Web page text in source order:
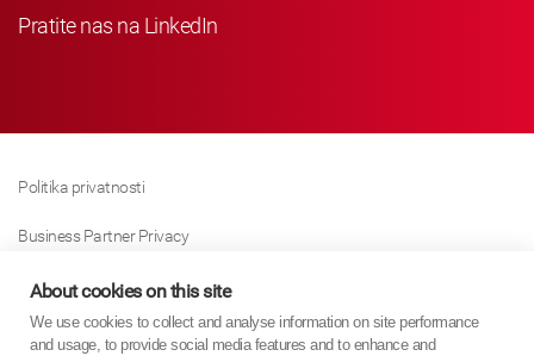
Pratite nas na LinkedIn
Politika privatnosti
Business Partner Privacy
Politika Kolačića
Modern Slavery Act Policy
About cookies on this site
We use cookies to collect and analyse information on site performance
and usage, to provide social media features and to enhance and